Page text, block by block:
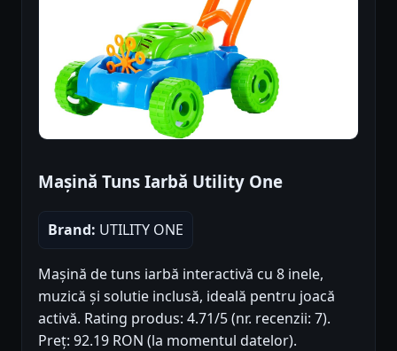
Mașină Tuns Iarbă Utility One
Brand: UTILITY ONE
Mașină de tuns iarbă interactivă cu 8 inele,
muzică și solutie inclusă, ideală pentru joacă
activă. Rating produs: 4.71/5 (nr. recenzii: 7).
Preț: 92.19 RON (la momentul datelor).